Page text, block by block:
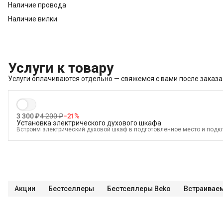
Наличие провода
Наличие вилки
Услуги к товару
Услуги оплачиваются отдельно — свяжемся с вами после
3 300 ₽4 200 ₽−21%
Установка электрического духового шкафа
Встроим электрический духовой шкаф в подготовленное место и
Распаковка и визуальный осмотр
Демонстрация работы техники
Акции Бестселлеры Бестселлеры Beko